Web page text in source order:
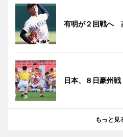
有明が２回戦へ
日本、８日豪州
もっと見